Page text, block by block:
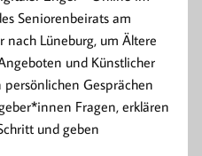
Seniorenbeirats am
nach Lüneburg, um Ältere
und Künstlicher
Gesprächen
Fragen, erklären
und geben